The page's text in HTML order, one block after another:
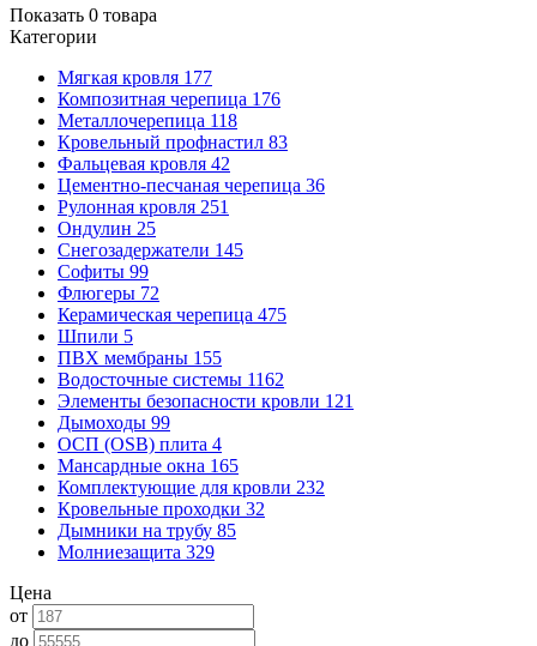
Показать 0 товара
Категории
Мягкая кровля 177
Композитная черепица 176
Металлочерепица 118
Кровельный профнастил 83
Фальцевая кровля 42
Цементно-песчаная черепица 36
Рулонная кровля 251
Ондулин 25
Снегозадержатели 145
Софиты 99
Флюгеры 72
Керамическая черепица 475
Шпили 5
ПВХ мембраны 155
Водосточные системы 1162
Элементы безопасности кровли 121
Дымоходы 99
ОСП (OSB) плита 4
Мансардные окна 165
Комплектующие для кровли 232
Кровельные проходки 32
Дымники на трубу 85
Молниезащита 329
Цена
от
до